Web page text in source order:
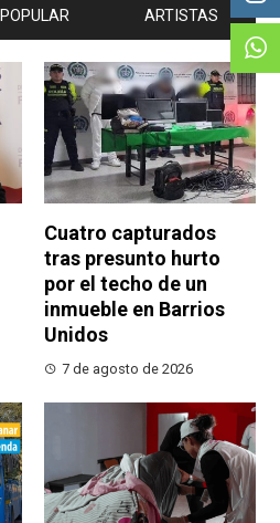
POPULAR ARTISTAS
Cuatro capturados
tras presunto hurto
por el techo de un
inmueble en Barrios
Unidos
7 de agosto de 2026